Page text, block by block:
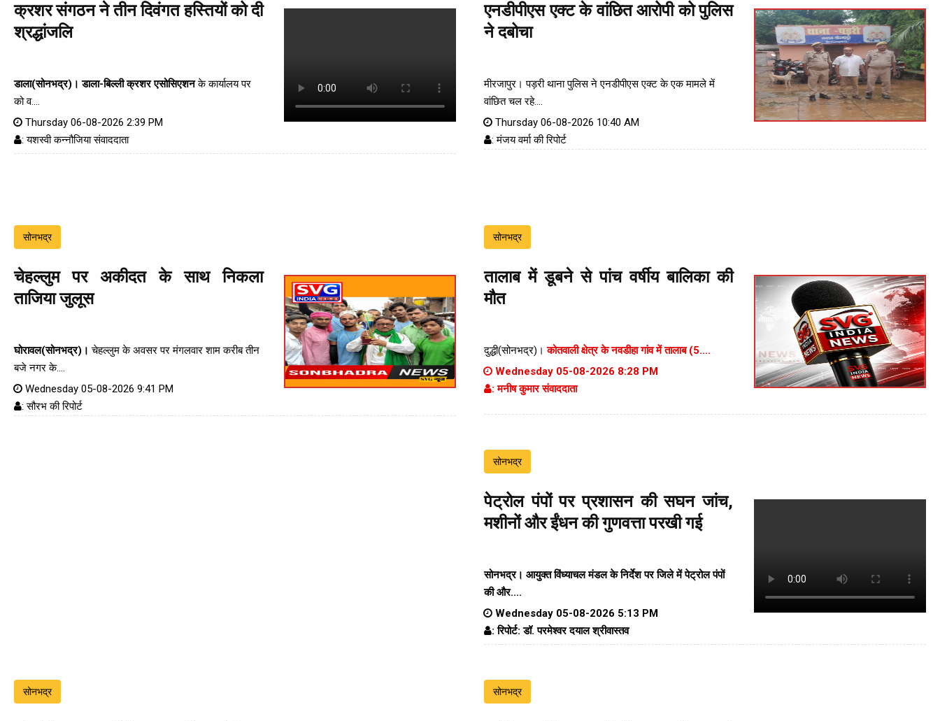
क्रशर संगठन ने तीन दिवंगत हस्तियों को दी
श्रद्धांजलि
डाला(सोनभद्र)। डाला-बिल्ली क्रशर एसोसिएशनके कार्यालय पर
को व....
Thursday 06-08-2026 2:39 PM
: यशस्वी कन्नौजिया संवाददाता
एनडीपीएस एक्ट के वांछित आरोपी को पुलिस
ने दबोचा
मीरजापुर। पड़री थाना पुलिस ने एनडीपीएस एक्ट के एक मामले में
वांछित चल रहे....
Thursday 06-08-2026 10:40 AM
: मंजय वर्मा की रिपोर्ट
सोनभद्र
चेहल्लुम पर अकीदत के साथ निकला
ताजिया जुलूस
घोरावल(सोनभद्र)। चेहल्लुम के अवसर पर मंगलवार शाम करीब तीन
बजे नगर के....
Wednesday 05-08-2026 9:41 PM
: सौरभ की रिपोर्ट
सोनभद्र
तालाब में डूबने से पांच वर्षीय बालिका की
मौत
दुद्धी(सोनभद्र)।कोतवाली क्षेत्र के नवडीहा गांव में तालाब (5....
Wednesday 05-08-2026 8:28 PM
: मनीष कुमार संवाददाता
सोनभद्र
पेट्रोल पंपों पर प्रशासन की सघन जांच,
मशीनों और ईंधन की गुणवत्ता परखी गई
सोनभद्र। आयुक्त विंध्याचल मंडल के निर्देश पर जिले में पेट्रोल पंपों
की और....
Wednesday 05-08-2026 5:13 PM
: रिपोर्ट: डॉ. परमेश्वर दयाल श्रीवास्तव
सोनभद्र सोनभद्र